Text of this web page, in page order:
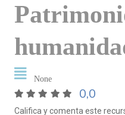
None
0,0
Califica y comenta este